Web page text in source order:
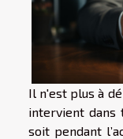
Il n'est plus à
intervient dans
soit pendant